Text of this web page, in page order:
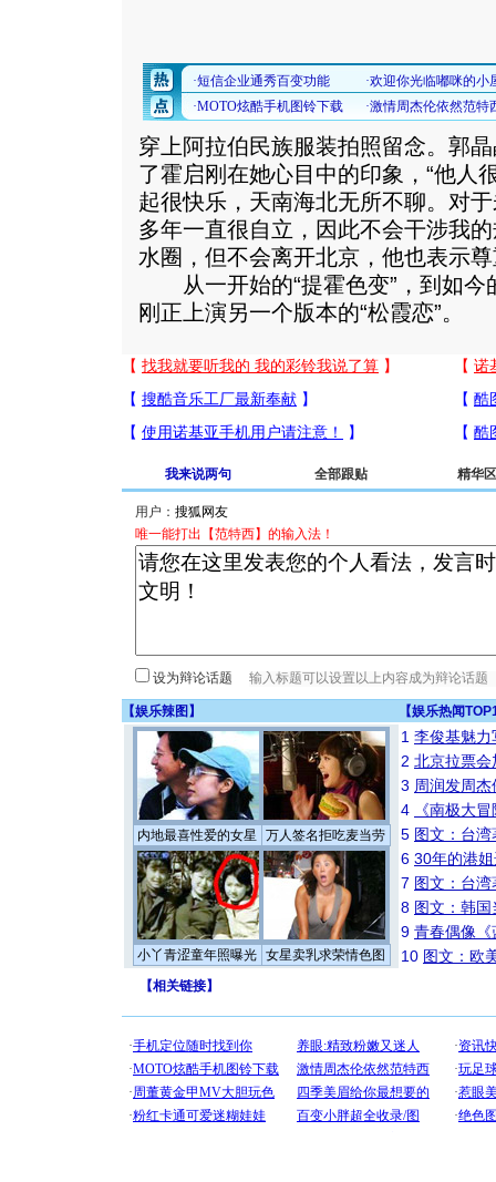
穿上阿拉伯民族服装拍照留念。郭
了霍启刚在她心目中的印象，“他人
起很快乐，天南海北无所不聊。对
多年一直很自立，因此不会干涉我
水圈，但不会离开北京，他也表示
从一开始的“提霍色变”，到如今
刚正上演另一个版本的“松霞恋”。
我来说两句 全部跟贴 精华区
用户：
唯一能打出【范特西】的输入法！
设为辩论话题
【娱乐辣图 】 【娱乐热闻
内地最喜性爱的女星 万人签名拒吃麦当劳
小丫青涩童年照曝光 女星卖乳求荣情色图
1 李俊基魅力
2 北京拉票
3 周润发周
4
《南极大
5 图文：台
6 30年的港
7 图文：台
8 图文：韩
9 青春偶像《
10 图文：欧
【相关链接】